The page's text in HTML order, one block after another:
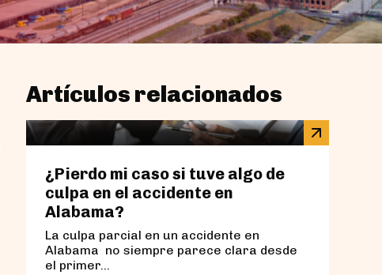
Artículos relacionados
¿Pierdo mi caso si tuve algo de
culpa en el accidente en
Alabama?
La culpa parcial en un accidente en
Alabama no siempre parece clara desde
el primer...